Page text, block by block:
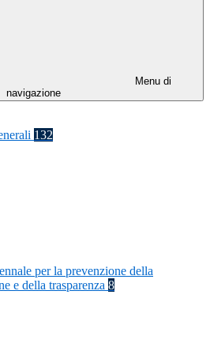
Menu di
navigazione
132
per la prevenzione della
e della trasparenza 8